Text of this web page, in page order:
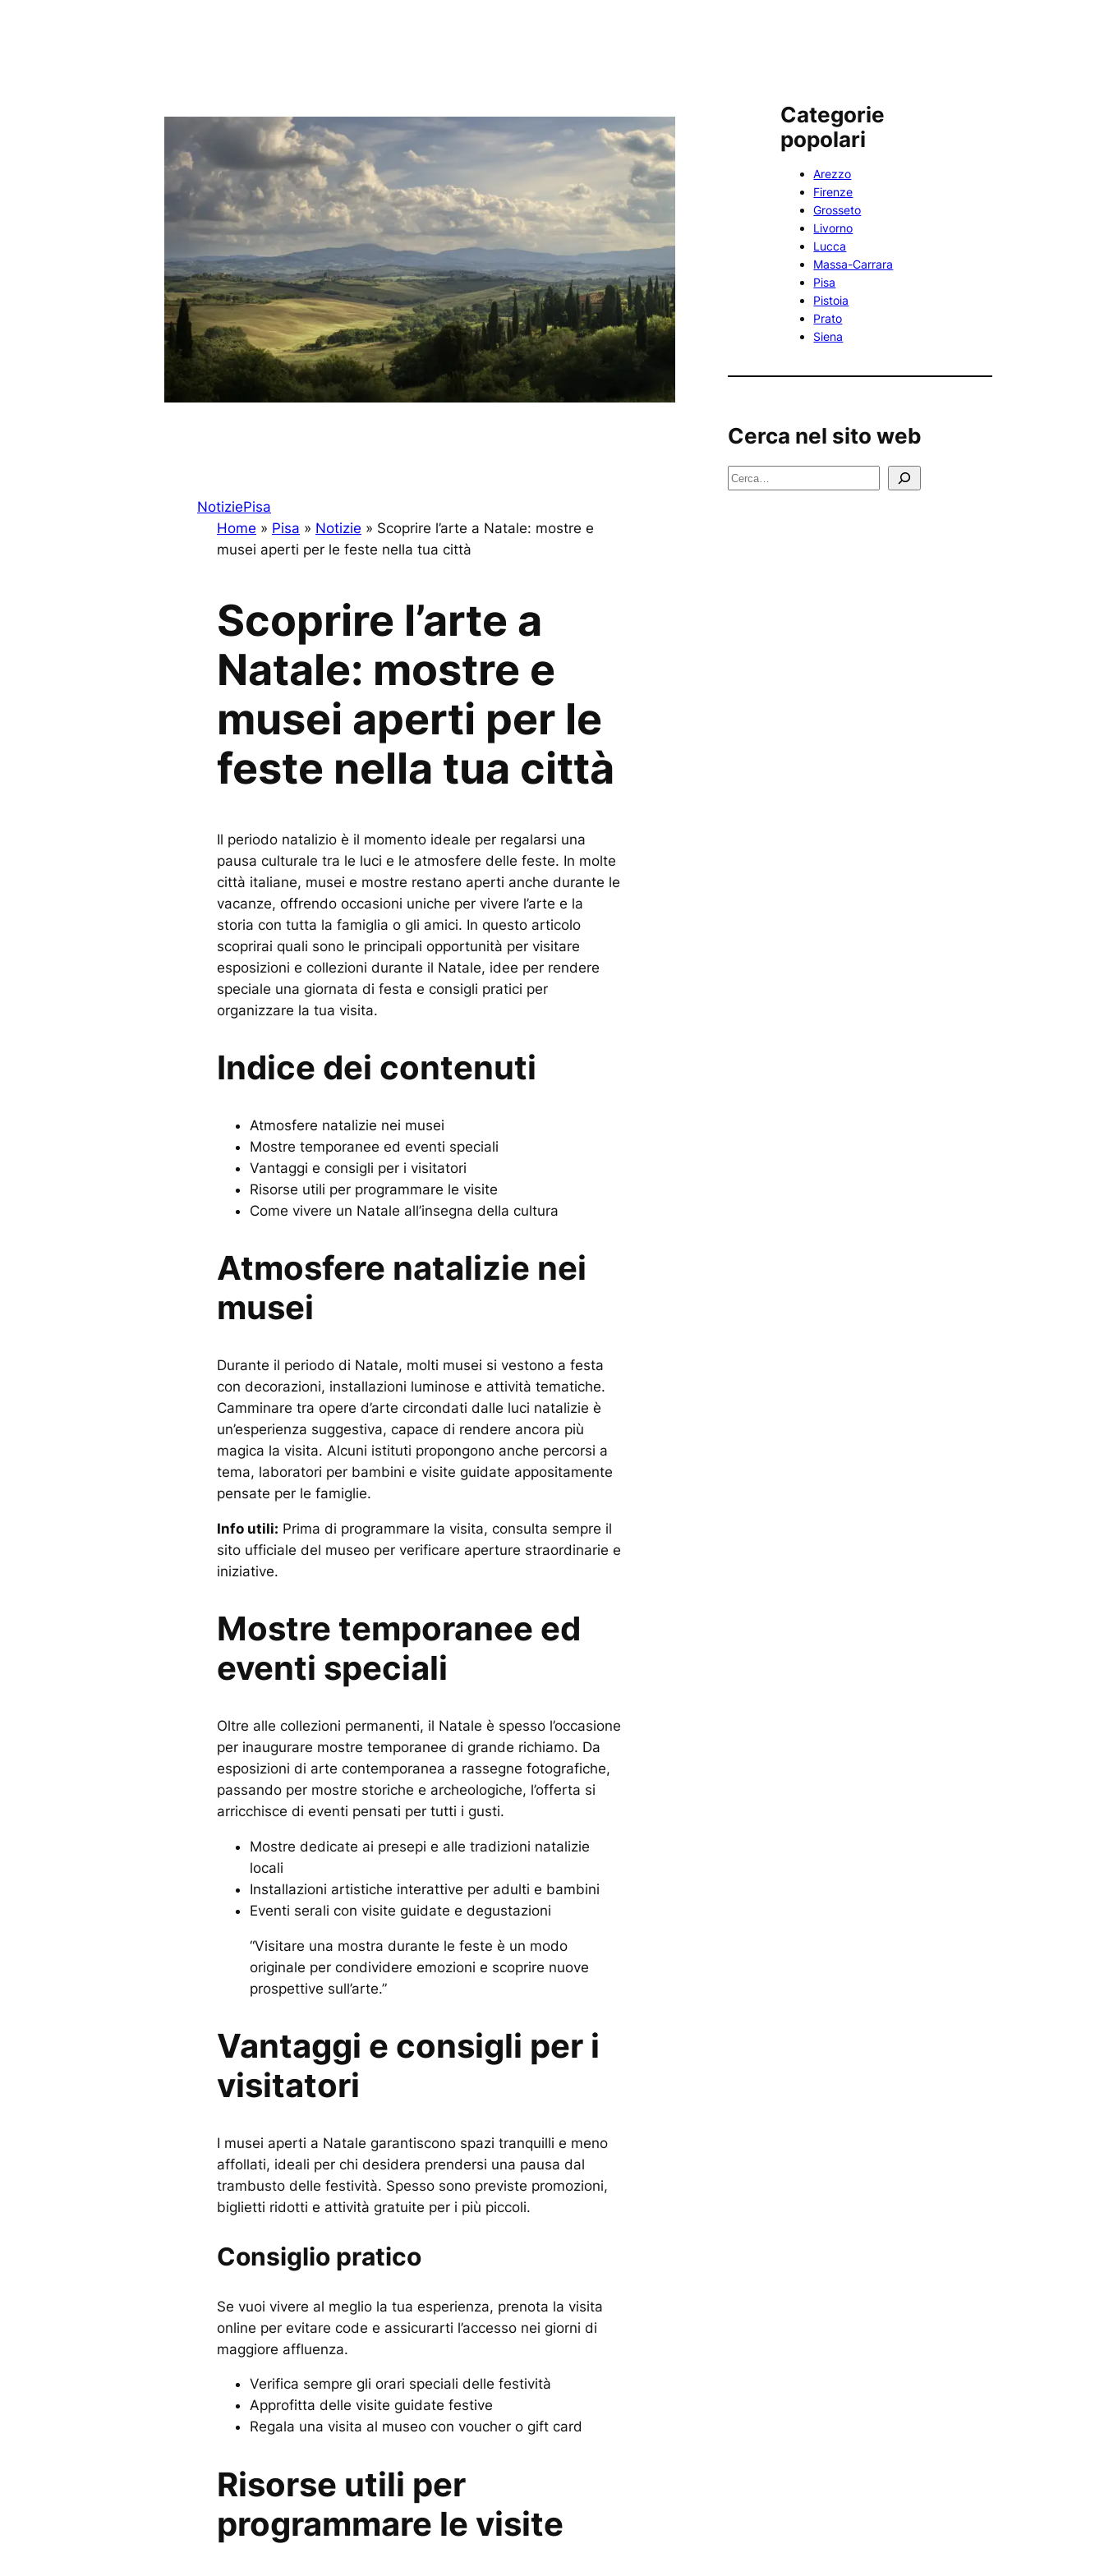
NotiziePisa
Home » Pisa » Notizie » Scoprire l’arte a Natale: mostre e
musei aperti per le feste nella tua città
Scoprire l’arte a
Natale: mostre e
musei aperti per le
feste nella tua città
Il periodo natalizio è il momento ideale per regalarsi una
pausa culturale tra le luci e le atmosfere delle feste. In molte
città italiane, musei e mostre restano aperti anche durante le
vacanze, offrendo occasioni uniche per vivere l’arte e la
storia con tutta la famiglia o gli amici. In questo articolo
scoprirai quali sono le principali opportunità per visitare
esposizioni e collezioni durante il Natale, idee per rendere
speciale una giornata di festa e consigli pratici per
organizzare la tua visita.
Indice dei contenuti
Atmosfere natalizie nei musei
Mostre temporanee ed eventi speciali
Vantaggi e consigli per i visitatori
Risorse utili per programmare le visite
Come vivere un Natale all’insegna della cultura
Atmosfere natalizie nei
musei
Durante il periodo di Natale, molti musei si vestono a festa
con decorazioni, installazioni luminose e attività tematiche.
Camminare tra opere d’arte circondati dalle luci natalizie è
un’esperienza suggestiva, capace di rendere ancora più
magica la visita. Alcuni istituti propongono anche percorsi a
tema, laboratori per bambini e visite guidate appositamente
pensate per le famiglie.
Info utili: Prima di programmare la visita, consulta sempre il
sito ufficiale del museo per verificare aperture straordinarie e
iniziative.
Mostre temporanee ed
eventi speciali
Oltre alle collezioni permanenti, il Natale è spesso l’occasione
per inaugurare mostre temporanee di grande richiamo. Da
esposizioni di arte contemporanea a rassegne fotografiche,
passando per mostre storiche e archeologiche, l’offerta si
arricchisce di eventi pensati per tutti i gusti.
Mostre dedicate ai presepi e alle tradizioni natalizie
locali
Installazioni artistiche interattive per adulti e bambini
Eventi serali con visite guidate e degustazioni
“Visitare una mostra durante le feste è un modo
originale per condividere emozioni e scoprire nuove
prospettive sull’arte.”
Vantaggi e consigli per i
visitatori
I musei aperti a Natale garantiscono spazi tranquilli e meno
affollati, ideali per chi desidera prendersi una pausa dal
trambusto delle festività. Spesso sono previste promozioni,
biglietti ridotti e attività gratuite per i più piccoli.
Consiglio pratico
Se vuoi vivere al meglio la tua esperienza, prenota la visita
online per evitare code e assicurarti l’accesso nei giorni di
maggiore affluenza.
Verifica sempre gli orari speciali delle festività
Approfitta delle visite guidate festive
Regala una visita al museo con voucher o gift card
Risorse utili per
programmare le visite
Categorie
popolari
Arezzo
Firenze
Grosseto
Livorno
Lucca
Massa-Carrara
Pisa
Pistoia
Prato
Siena
Cerca nel sito web
C